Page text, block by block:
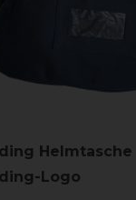
Helmtasche
Logo